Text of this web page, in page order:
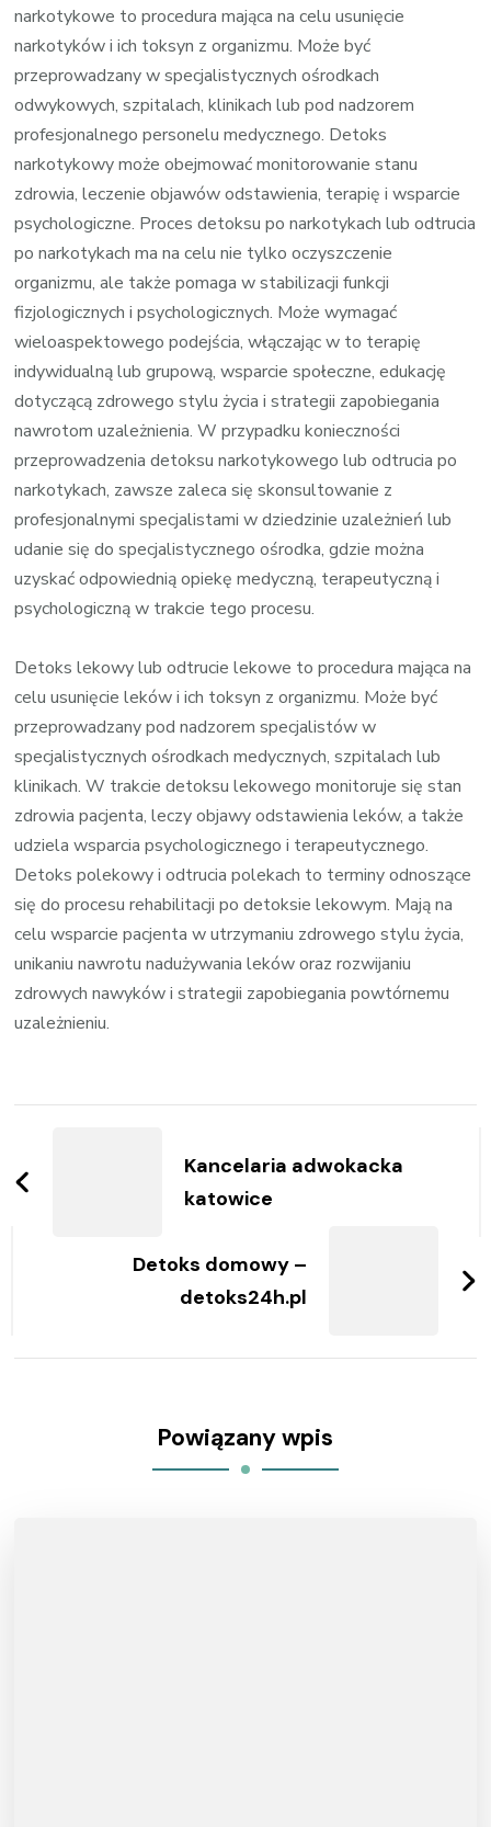
narkotykowe to procedura mająca na celu usunięcie
narkotyków i ich toksyn z organizmu. Może być
przeprowadzany w specjalistycznych ośrodkach
odwykowych, szpitalach, klinikach lub pod nadzorem
profesjonalnego personelu medycznego. Detoks
narkotykowy może obejmować monitorowanie stanu
zdrowia, leczenie objawów odstawienia, terapię i wsparcie
psychologiczne. Proces detoksu po narkotykach lub odtrucia
po narkotykach ma na celu nie tylko oczyszczenie
organizmu, ale także pomaga w stabilizacji funkcji
fizjologicznych i psychologicznych. Może wymagać
wieloaspektowego podejścia, włączając w to terapię
indywidualną lub grupową, wsparcie społeczne, edukację
dotyczącą zdrowego stylu życia i strategii zapobiegania
nawrotom uzależnienia. W przypadku konieczności
przeprowadzenia detoksu narkotykowego lub odtrucia po
narkotykach, zawsze zaleca się skonsultowanie z
profesjonalnymi specjalistami w dziedzinie uzależnień lub
udanie się do specjalistycznego ośrodka, gdzie można
uzyskać odpowiednią opiekę medyczną, terapeutyczną i
psychologiczną w trakcie tego procesu.
Detoks lekowy lub odtrucie lekowe to procedura mająca na
celu usunięcie leków i ich toksyn z organizmu. Może być
przeprowadzany pod nadzorem specjalistów w
specjalistycznych ośrodkach medycznych, szpitalach lub
klinikach. W trakcie detoksu lekowego monitoruje się stan
zdrowia pacjenta, leczy objawy odstawienia leków, a także
udziela wsparcia psychologicznego i terapeutycznego.
Detoks polekowy i odtrucia polekach to terminy odnoszące
się do procesu rehabilitacji po detoksie lekowym. Mają na
celu wsparcie pacjenta w utrzymaniu zdrowego stylu życia,
unikaniu nawrotu nadużywania leków oraz rozwijaniu
zdrowych nawyków i strategii zapobiegania powtórnemu
uzależnieniu.
wpisy
Kancelaria adwokacka
katowice
Detoks domowy –
detoks24h.pl
Powiązany wpis